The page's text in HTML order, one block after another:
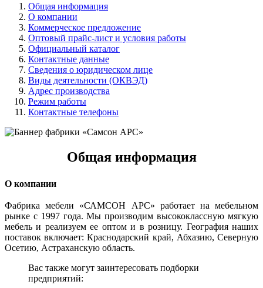
Общая информация
О компании
Коммерческое предложение
Оптовый прайс-лист и условия работы
Официальный каталог
Контактные данные
Сведения о юридическом лице
Виды деятельности (ОКВЭД)
Адрес производства
Режим работы
Контактные телефоны
Общая информация
О компании
Фабрика мебели «САМСОН АРС» работает на мебельном
рынке с 1997 года. Мы производим высококлассную мягкую
мебель и реализуем ее оптом и в розницу. География наших
поставок включает: Краснодарский край, Абхазию, Северную
Осетию, Астраханскую область.
Вас также могут заинтересовать подборки
предприятий: